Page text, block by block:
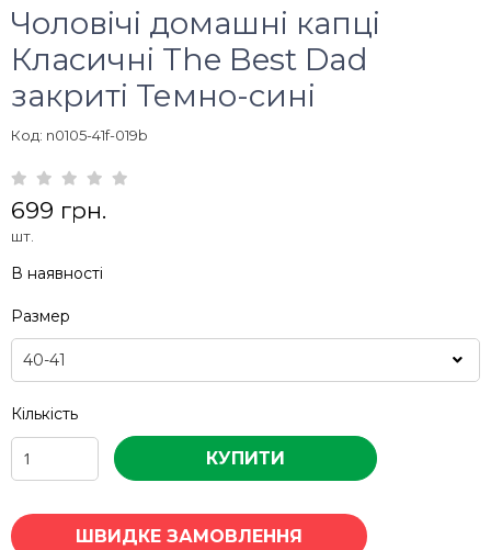
Чоловічі домашні капці
Класичні The Best Dad
закриті Темно-сині
Код: n0105-41f-019b
699 грн.
шт.
В наявності
Размер
Кількість
КУПИТИ
ШВИДКЕ ЗАМОВЛЕННЯ